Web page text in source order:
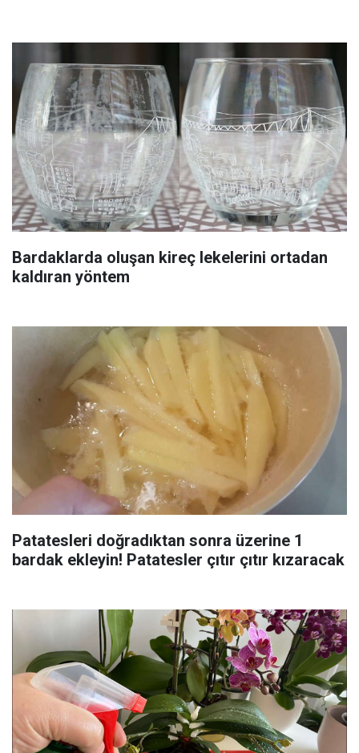
Bardaklarda oluşan kireç lekelerini ortadan
kaldıran yöntem
Patatesleri doğradıktan sonra üzerine 1
bardak ekleyin! Patatesler çıtır çıtır kızaracak